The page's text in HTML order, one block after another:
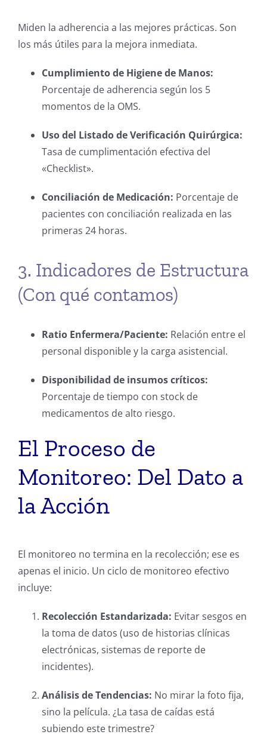
Miden la adherencia a las mejores prácticas. Son
los más útiles para la mejora inmediata.
Cumplimiento de Higiene de Manos:
Porcentaje de adherencia según los 5
momentos de la OMS.
Uso del Listado de Verificación Quirúrgica:
Tasa de cumplimentación efectiva del
«Checklist».
Conciliación de Medicación: Porcentaje de
pacientes con conciliación realizada en las
primeras 24 horas.
3. Indicadores de Estructura
(Con qué contamos)
Ratio Enfermera/Paciente: Relación entre el
personal disponible y la carga asistencial.
Disponibilidad de insumos críticos:
Porcentaje de tiempo con stock de
medicamentos de alto riesgo.
El Proceso de
Monitoreo: Del Dato a
la Acción
El monitoreo no termina en la recolección; ese es
apenas el inicio. Un ciclo de monitoreo efectivo
incluye:
Recolección Estandarizada: Evitar sesgos en
la toma de datos (uso de historias clínicas
electrónicas, sistemas de reporte de
incidentes).
Análisis de Tendencias: No mirar la foto fija,
sino la película. ¿La tasa de caídas está
subiendo este trimestre?